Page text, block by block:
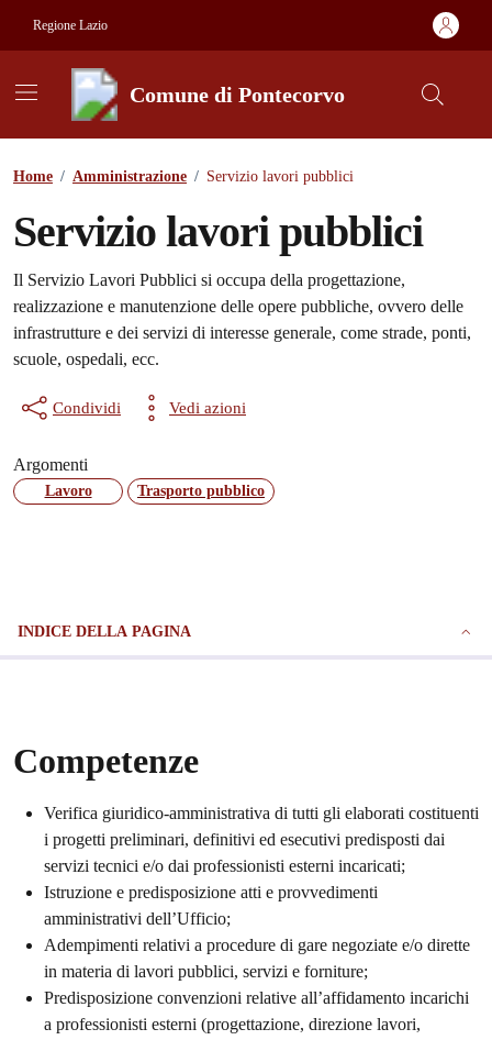
Regione Lazio
Comune di Pontecorvo
Home / Amministrazione / Servizio lavori pubblici
Servizio lavori pubblici
Il Servizio Lavori Pubblici si occupa della progettazione,
realizzazione e manutenzione delle opere pubbliche, ovvero delle
infrastrutture e dei servizi di interesse generale, come strade, ponti,
scuole, ospedali, ecc.
Condividi Vedi azioni
Argomenti
Lavoro Trasporto pubblico
INDICE DELLA PAGINA
Competenze
Verifica giuridico-amministrativa di tutti gli elaborati costituenti
i progetti preliminari, definitivi ed esecutivi predisposti dai
servizi tecnici e/o dai professionisti esterni incaricati;
Istruzione e predisposizione atti e provvedimenti
amministrativi dell’Ufficio;
Adempimenti relativi a procedure di gare negoziate e/o dirette
in materia di lavori pubblici, servizi e forniture;
Predisposizione convenzioni relative all’affidamento incarichi
a professionisti esterni (progettazione, direzione lavori,